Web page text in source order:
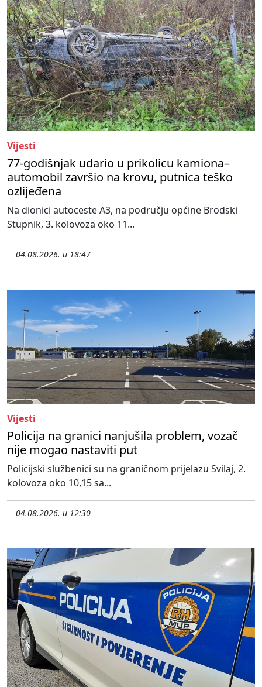
Vijesti
77-godišnjak udario u prikolicu kamiona–
automobil završio na krovu, putnica teško
ozlijeđena
Na dionici autoceste A3, na području općine Brodski
Stupnik, 3. kolovoza oko 11...
04.08.2026. u 18:47
Vijesti
Policija na granici nanjušila problem, vozač
nije mogao nastaviti put
Policijski službenici su na graničnom prijelazu Svilaj, 2.
kolovoza oko 10,15 sa...
04.08.2026. u 12:30